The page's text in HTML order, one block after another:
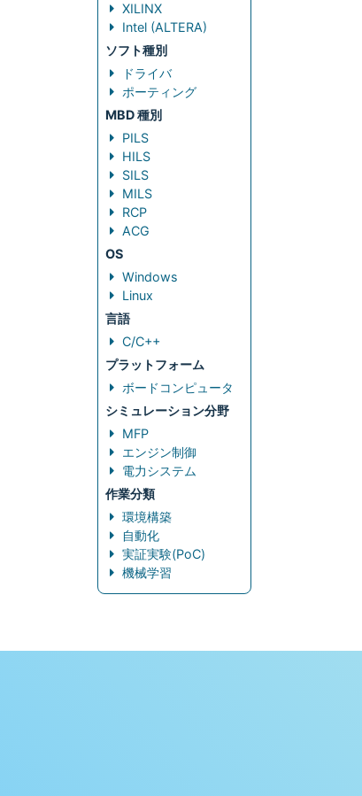
XILINX
Intel (ALTERA)
ソフト種別
ドライバ
ポーティング
MBD 種別
PILS
HILS
SILS
MILS
RCP
ACG
OS
Windows
Linux
言語
C/C++
プラットフォーム
ボードコンピュータ
シミュレーション分野
MFP
エンジン制御
電力システム
作業分類
環境構築
自動化
実証実験(PoC)
機械学習